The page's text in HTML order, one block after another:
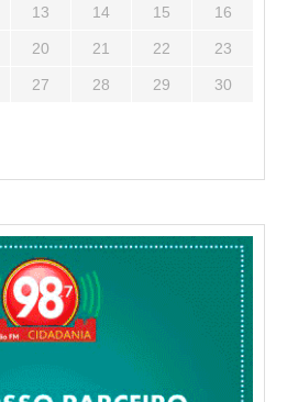
13 14 15 16
20 21 22 23
27 28 29 30